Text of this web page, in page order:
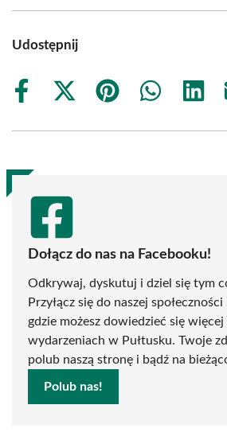
Udostępnij
Share
Share
(Twitter)
Share
Share
Share
Dołącz do nas na Facebooku!
Odkrywaj, dyskutuj i dziel się tym
Przyłącz się do naszej
gdzie możesz dowiedzieć się
wydarzeniach w Pułtusku. Twoje
polub naszą stronę i bądź na
Polub nas!